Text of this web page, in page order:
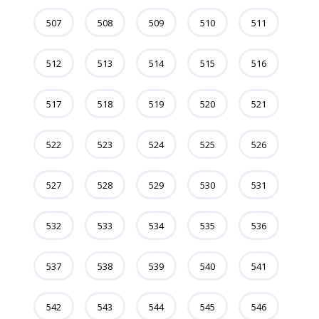
507 508 509 510 511
512 513 514 515 516
517 518 519 520 521
522 523 524 525 526
527 528 529 530 531
532 533 534 535 536
537 538 539 540 541
542 543 544 545 546